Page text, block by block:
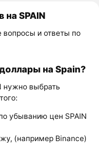
на SPAIN
и ответы по
на Spain?
нужно выбрать
убыванию цен SPAIN
(например Binance)